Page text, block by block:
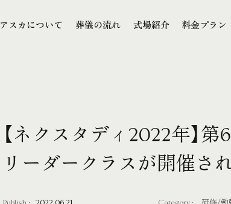
アスカについて
葬儀の流れ
式場紹介
料金プラン
【ネクスタディ2022年】
リーダークラスが開催さ